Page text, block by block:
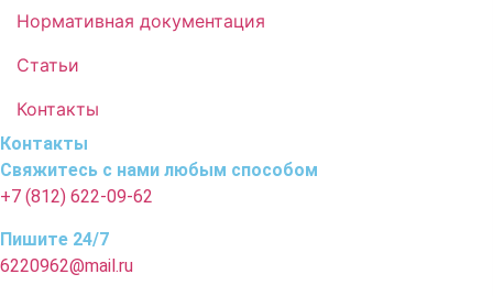
Нормативная документация
Статьи
Контакты
Контакты
Свяжитесь с нами любым способом
+7 (812) 622-09-62
Пишите 24/7
6220962@mail.ru